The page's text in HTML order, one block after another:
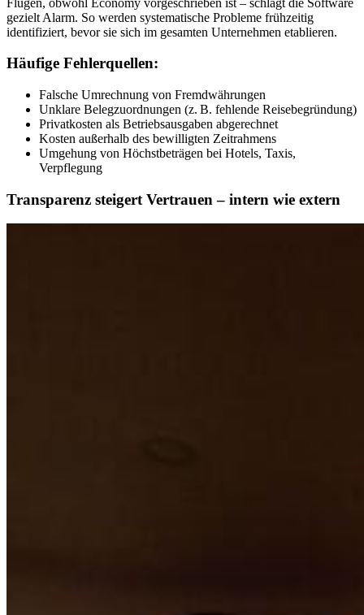
gezielt Alarm. So werden systematische Probleme frühzeitig
identifiziert, bevor sie sich im gesamten Unternehmen etablieren.
Häufige Fehlerquellen:
Falsche Umrechnung von Fremdwährungen
Unklare Belegzuordnungen (z. B. fehlende Reisebegründung)
Privatkosten als Betriebsausgaben abgerechnet
Kosten außerhalb des bewilligten Zeitrahmens
Umgehung von Höchstbeträgen bei Hotels, Taxis,
Verpflegung
Transparenz steigert Vertrauen – intern wie extern